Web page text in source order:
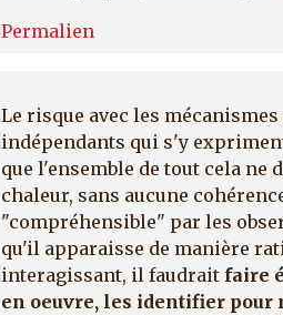
Permalien
Le risque avec les
indépendants qui s'y
que l'ensemble de tout cela ne
chaleur, sans aucune
"compréhensible" par les
qu'il apparaisse de manière
interagissant, il faudrait faire
en oeuvre, les identifier pour